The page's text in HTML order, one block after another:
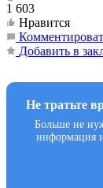
1 603
Нравится
Добавить в
Не тратьте
Больше не
информация